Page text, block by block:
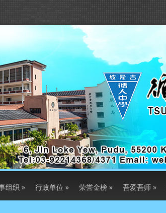
组织 » 行政单位 » 荣誉金榜 » 吾爱吾师 »